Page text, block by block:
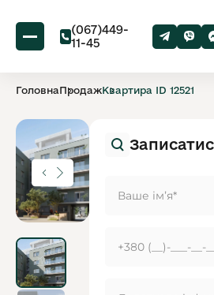
(067)449-
11-45
ГоловнаПродажКвартира ID 12521